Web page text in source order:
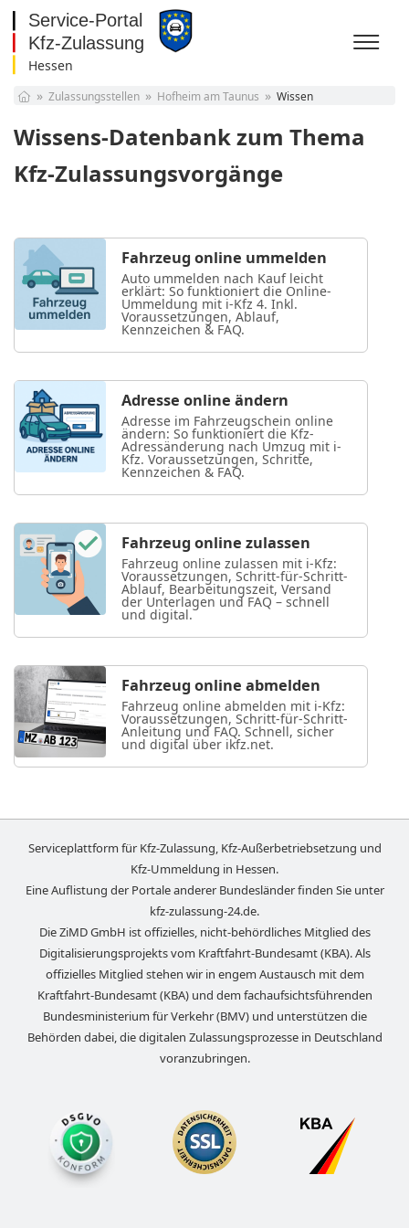
Hessen
Bayern
Brandenburg
Bremen
Hamburg
Vorpommern
Niedersachsen
Nordrhein-Westfalen
Rheinland-Pfalz
Saarland
Sachsen
Thüringen
Zulassungsstellen Hofheim am Taunus Wissen
Wissens-Datenbank zum Thema
Kfz-Zulassungsvorgänge
Fahrzeug online ummelden
Auto ummelden nach Kauf leicht
erklärt: So funktioniert die Online-
Ummeldung mit i-Kfz 4. Inkl.
Voraussetzungen, Ablauf,
Kennzeichen & FAQ.
Adresse online ändern
Adresse im Fahrzeugschein online
ändern: So funktioniert die Kfz-
Adressänderung nach Umzug mit i-
Kfz. Voraussetzungen, Schritte,
Kennzeichen & FAQ.
Fahrzeug online zulassen
Fahrzeug online zulassen mit i-Kfz:
Voraussetzungen, Schritt-für-Schritt-
Ablauf, Bearbeitungszeit, Versand
der Unterlagen und FAQ – schnell
und digital.
Fahrzeug online abmelden
Fahrzeug online abmelden mit i-Kfz:
Voraussetzungen, Schritt-für-Schritt-
Anleitung und FAQ. Schnell, sicher
und digital über ikfz.net.
Serviceplattform für Kfz-Zulassung, Kfz-Außerbetriebsetzung und
Kfz-Ummeldung in Hessen.
Eine Auflistung der Portale anderer Bundesländer finden Sie unter
kfz-zulassung-24.de.
Die ZiMD GmbH ist offizielles, nicht-behördliches Mitglied des
Digitalisierungsprojekts vom Kraftfahrt-Bundesamt (KBA). Als
offizielles Mitglied stehen wir in engem Austausch mit dem
Kraftfahrt-Bundesamt (KBA) und dem fachaufsichtsführenden
Bundesministerium für Verkehr (BMV) und unterstützen die
Behörden dabei, die digitalen Zulassungsprozesse in Deutschland
voranzubringen.